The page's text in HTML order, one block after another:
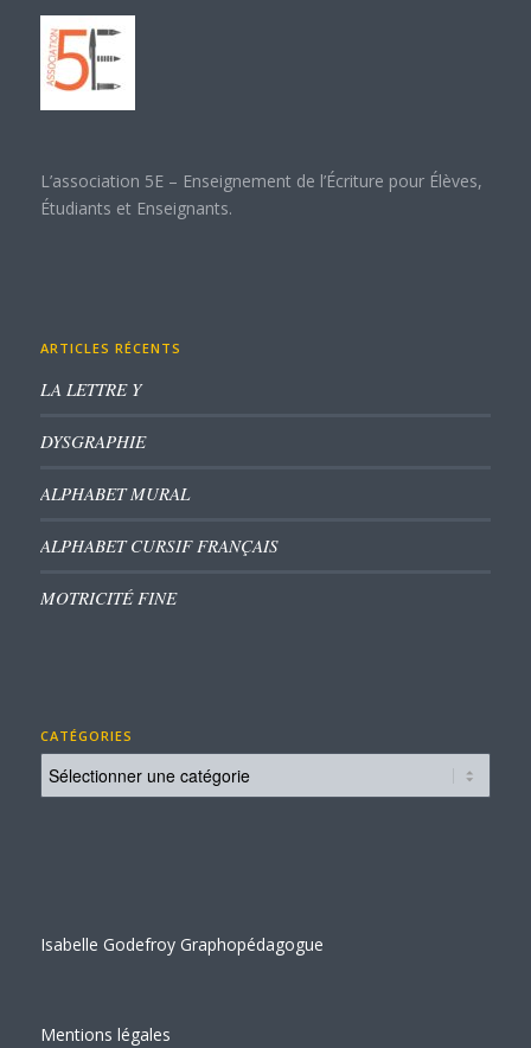
L’association 5E – Enseignement de l’Écriture pour Élèves,
Étudiants et Enseignants.
ARTICLES RÉCENTS
LA LETTRE Y
DYSGRAPHIE
ALPHABET MURAL
ALPHABET CURSIF FRANÇAIS
MOTRICITÉ FINE
CATÉGORIES
Catégories
Isabelle Godefroy Graphopédagogue
Mentions légales